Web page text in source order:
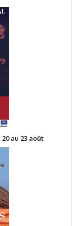
au 23 août